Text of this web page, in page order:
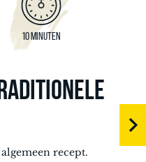
10 MINUTEN
recept.